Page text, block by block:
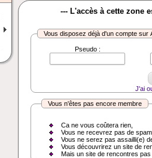
--- L'accès à cette zone
Vous disposez déjà d'un compte sur
Pseudo :
J'ai
Vous n'êtes pas encore membre
Ca ne vous coûtera rien,
Vous ne recevrez pas de
Vous ne serez pas assailli(e)
Vous découvrirez un site de
Mais un site de rencontres